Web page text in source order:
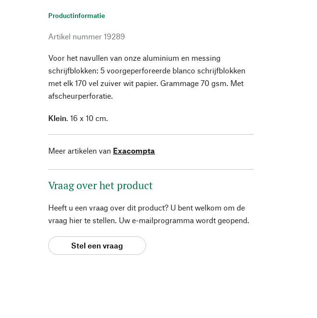
Productinformatie
Artikel nummer 19289
Voor het navullen van onze aluminium en messing
schrijfblokken: 5 voorgeperforeerde blanco schrijfblokken
met elk 170 vel zuiver wit papier. Grammage 70 gsm. Met
afscheurperforatie.
Klein. 16 x 10 cm.
Meer artikelen van Exacompta
Vraag over het product
Heeft u een vraag over dit product? U bent welkom om de
vraag hier te stellen. Uw e-mailprogramma wordt geopend.
Stel een vraag